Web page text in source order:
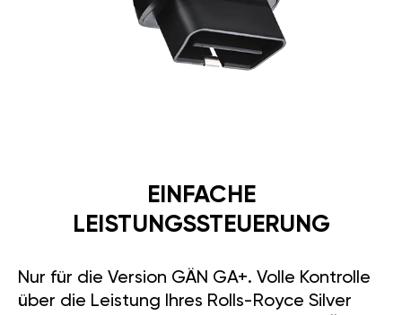
EINFACHE
LEISTUNGSSTEUERUNG
Nur für die Version GÄN GA+. Volle Kontrolle
über die Leistung Ihres Rolls-Royce Silver